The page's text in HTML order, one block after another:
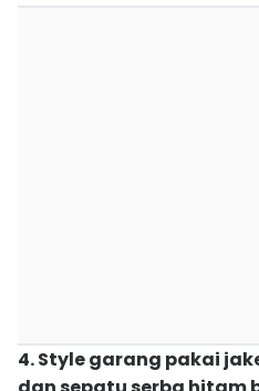
4. Style garang pakai